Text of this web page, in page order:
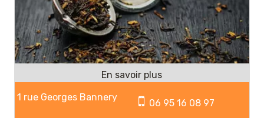
1 rue Georges Bannery
06 95 16 08 97